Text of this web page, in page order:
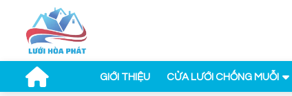
GIỚI THIỆU CỬA LƯỚI CHỐNG MUỖI